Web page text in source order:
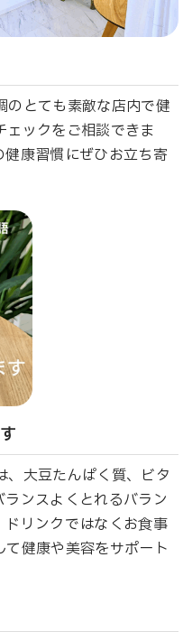
のとても素敵な店内で健
ェックをご相談できま
康習慣にぜひお立ち寄
大豆たんぱく質、ビタ
ンスよくとれるバラン
リンクではなくお食事
健康や美容をサポート